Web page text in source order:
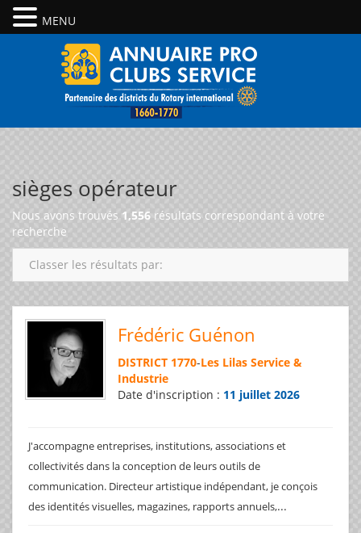
sièges opérateur
Nous avons trouvés 1,556 résultats correspondant à votre
recherche
Classer les résultats par:
Frédéric Guénon
DISTRICT 1770-Les Lilas Service &
Industrie
Date d'inscription : 11 juillet 2026
J'accompagne entreprises, institutions, associations et
collectivités dans la conception de leurs outils de
communication. Directeur artistique indépendant, je conçois
des identités visuelles, magazines, rapports annuels,...
MENU